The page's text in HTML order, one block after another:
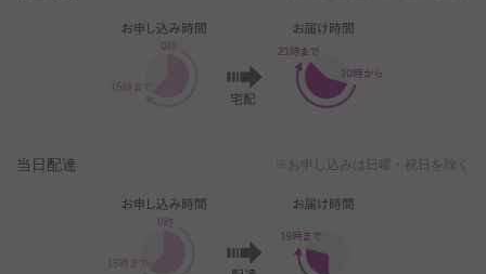
当日配達 ※お申し込みは日曜・祝日を除く